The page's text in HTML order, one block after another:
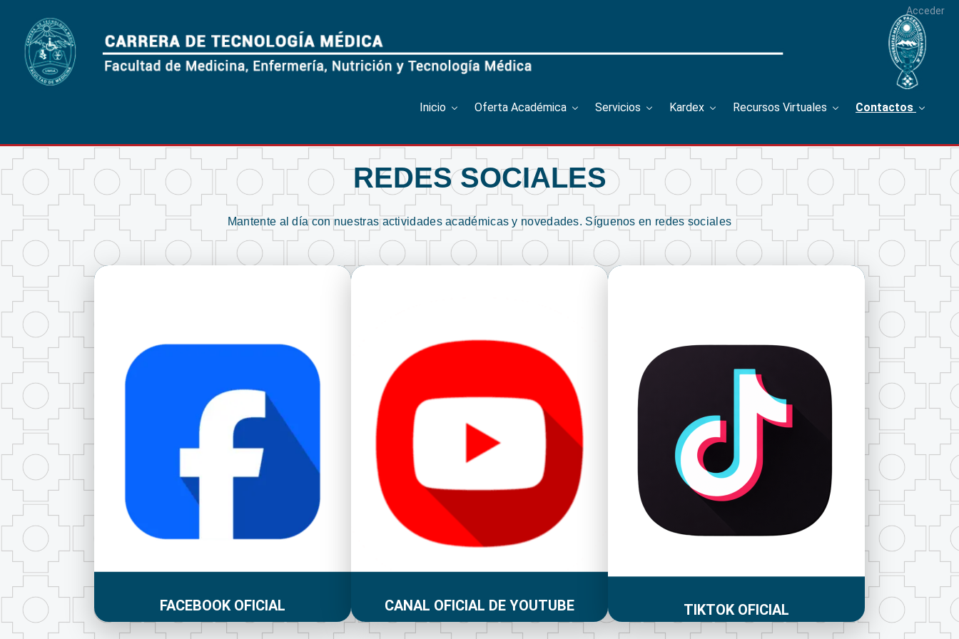
Acceder
Inicio Oferta Académica Servicios Kardex Recursos Virtuales Contactos
REDES SOCIALES
Mantente al día con nuestras actividades académicas y novedades. Síguenos en redes sociales
FACEBOOK OFICIAL CANAL OFICIAL DE YOUTUBE TIKTOK OFICIAL